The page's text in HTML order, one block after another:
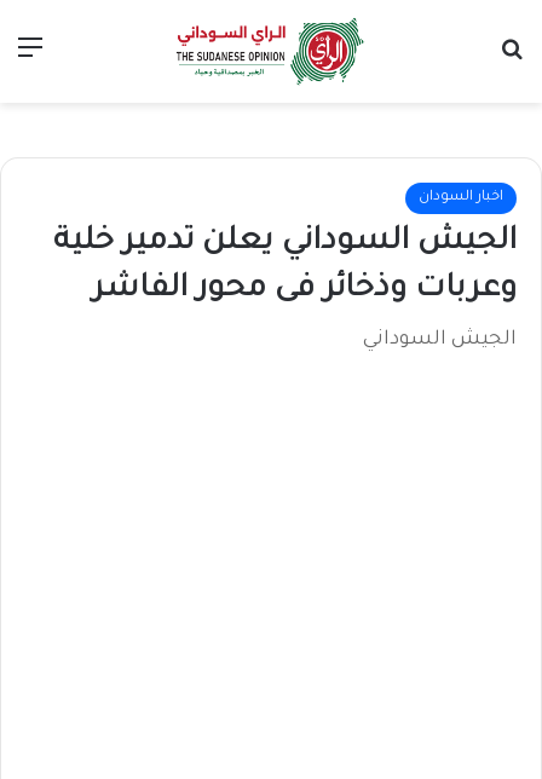
اخبار السودان
الجيش السوداني يعلن تدمير خلية
وعربات وذخائر فى محور الفاشر
الجيش السوداني